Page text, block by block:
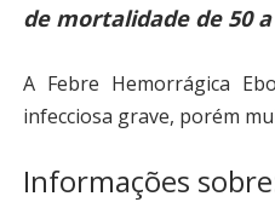
de mortalidade de 50 a
A Febre Hemorrágica
infecciosa grave, porém
Informações